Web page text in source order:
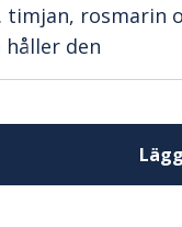
timjan, rosmarin
den